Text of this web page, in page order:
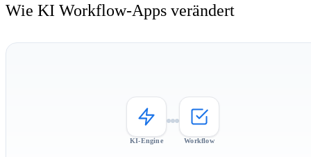
Wie KI Workflow-Apps verändert
KI-Engine Workflow